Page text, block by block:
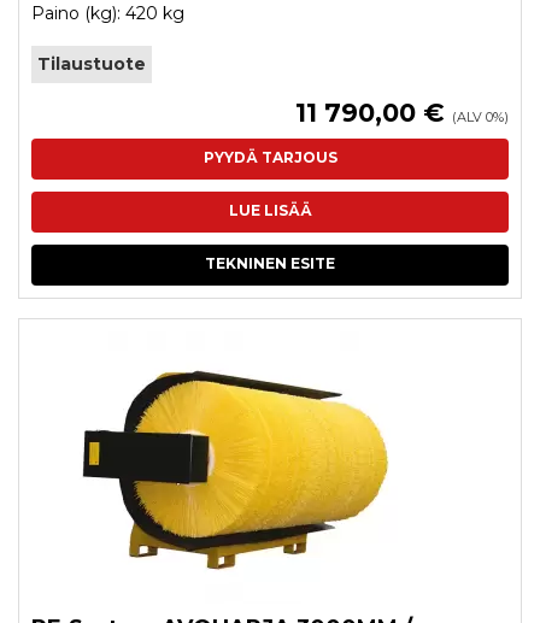
Paino (kg): 420 kg
Tilaustuote
11 790,00 € (ALV 0%)
PYYDÄ TARJOUS
LUE LISÄÄ
TEKNINEN ESITE